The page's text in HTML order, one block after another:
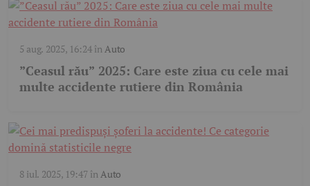
5 aug. 2025, 16:24înAuto
”Ceasul rău” 2025: Care este ziua cu cele mai
multe accidente rutiere din România
8 iul. 2025, 19:47înAuto